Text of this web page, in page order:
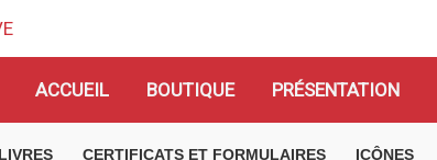
ACCUEIL BOUTIQUE PRÉSENTATION
LIVRES CERTIFICATS ET FORMULAIRES ICÔNES